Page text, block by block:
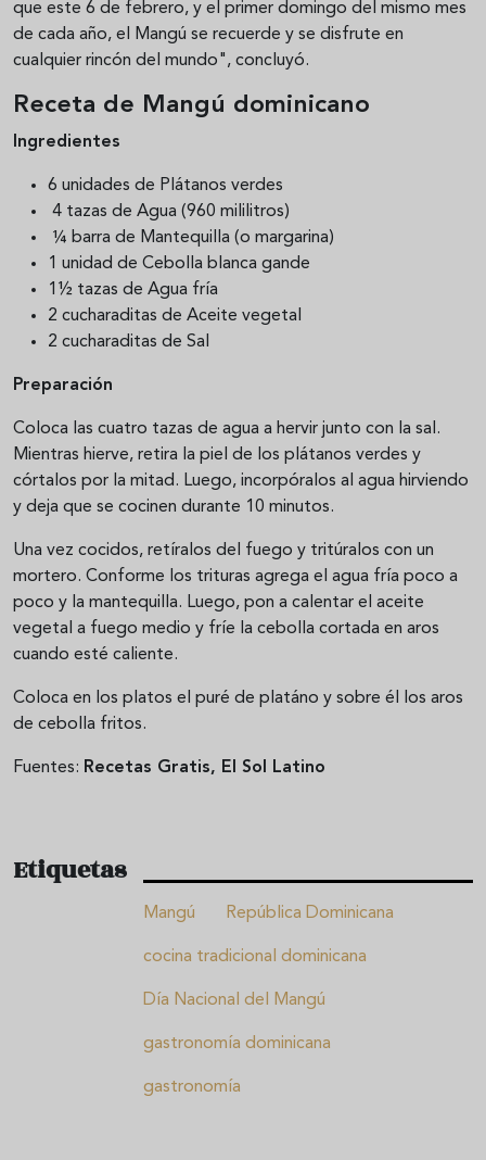
que este 6 de febrero, y el primer domingo del mismo mes
de cada año, el Mangú se recuerde y se disfrute en
cualquier rincón del mundo", concluyó.
Receta de Mangú dominicano
Ingredientes
6 unidades de Plátanos verdes
4 tazas de Agua (960 mililitros)
¼ barra de Mantequilla (o margarina)
1 unidad de Cebolla blanca gande
1½ tazas de Agua fría
2 cucharaditas de Aceite vegetal
2 cucharaditas de Sal
Preparación
Coloca las cuatro tazas de agua a hervir junto con la sal.
Mientras hierve, retira la piel de los plátanos verdes y
córtalos por la mitad. Luego, incorpóralos al agua hirviendo
y deja que se cocinen durante 10 minutos.
Una vez cocidos, retíralos del fuego y tritúralos con un
mortero. Conforme los trituras agrega el agua fría poco a
poco y la mantequilla. Luego, pon a calentar el aceite
vegetal a fuego medio y fríe la cebolla cortada en aros
cuando esté caliente.
Coloca en los platos el puré de platáno y sobre él los aros
de cebolla fritos.
Fuentes: Recetas Gratis, El Sol Latino
Etiquetas
Mangú República Dominicana
cocina tradicional dominicana
Día Nacional del Mangú
gastronomía dominicana
gastronomía